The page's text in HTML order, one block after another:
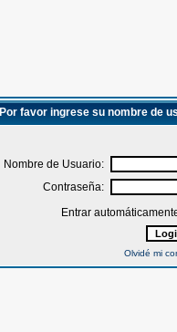
Por favor ingrese su nombre de
Nombre de Usuario:
Contraseña:
Entrar
Olvidé mi